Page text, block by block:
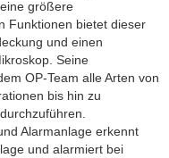
größere
Funktionen bietet dieser
und einen
Seine
OP-Team alle Arten von
bis hin zu
Alarmanlage erkennt
und alarmiert bei